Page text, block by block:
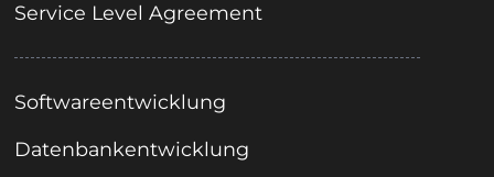
Service Level Agreement
Softwareentwicklung
Datenbankentwicklung